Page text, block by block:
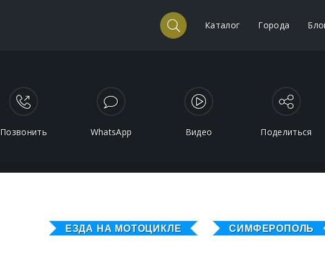
Каталог Города
Позвонить WhatsApp Видео Поделиться
ЕЗДА НА МОТОЦИКЛЕ СИМФЕРОПОЛЬ